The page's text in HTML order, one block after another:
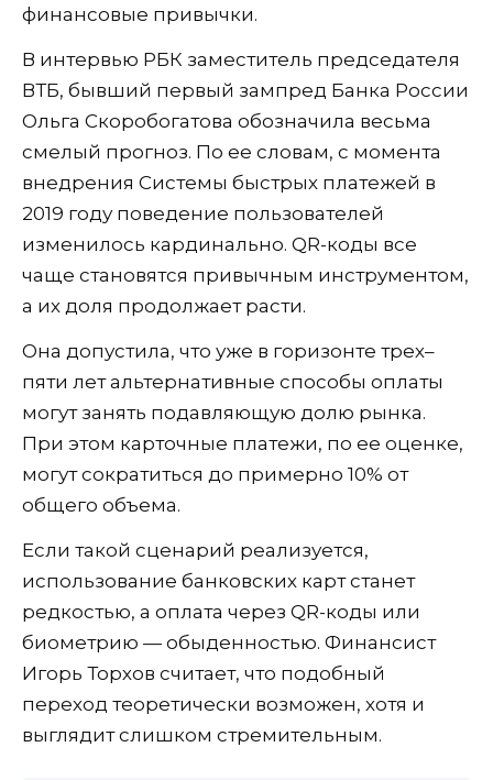
финансовые привычки.
В интервью РБК заместитель председателя
ВТБ, бывший первый зампред Банка России
Ольга Скоробогатова обозначила весьма
смелый прогноз. По ее словам, с момента
внедрения Системы быстрых платежей в
2019 году поведение пользователей
изменилось кардинально. QR-коды все
чаще становятся привычным инструментом,
а их доля продолжает расти.
Она допустила, что уже в горизонте трех–
пяти лет альтернативные способы оплаты
могут занять подавляющую долю рынка.
При этом карточные платежи, по ее оценке,
могут сократиться до примерно 10% от
общего объема.
Если такой сценарий реализуется,
использование банковских карт станет
редкостью, а оплата через QR-коды или
биометрию — обыденностью. Финансист
Игорь Торхов считает, что подобный
переход теоретически возможен, хотя и
выглядит слишком стремительным.